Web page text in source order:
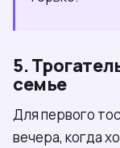
5.
семье
Для первого
вечера, когда